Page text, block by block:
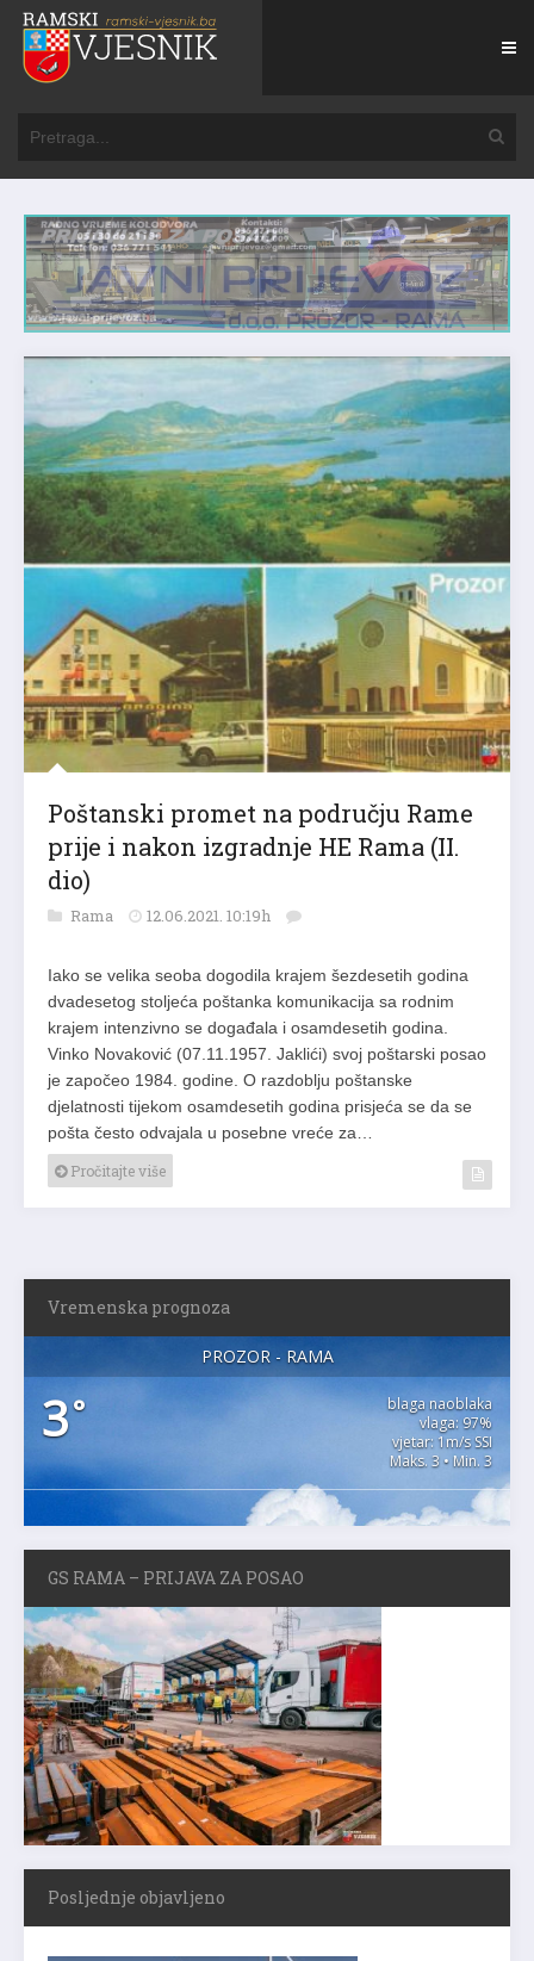
Poštanski promet na području Rame
prije i nakon izgradnje HE Rama (II.
dio)
Rama 12.06.2021. 10:19h
Iako se velika seoba dogodila krajem šezdesetih godina
dvadesetog stoljeća poštanka komunikacija sa rodnim
krajem intenzivno se događala i osamdesetih godina.
Vinko Novaković (07.11.1957. Jaklići) svoj poštarski posao
je započeo 1984. godine. O razdoblju poštanske
djelatnosti tijekom osamdesetih godina prisjeća se da se
pošta često odvajala u posebne vreće za…
Pročitajte više
Vremenska prognoza
PROZOR - RAMA
3°
blaga naoblaka
vlaga: 97%
vjetar: 1m/s SSI
Maks. 3 • Min. 3
GS RAMA – PRIJAVA ZA POSAO
Posljednje objavljeno